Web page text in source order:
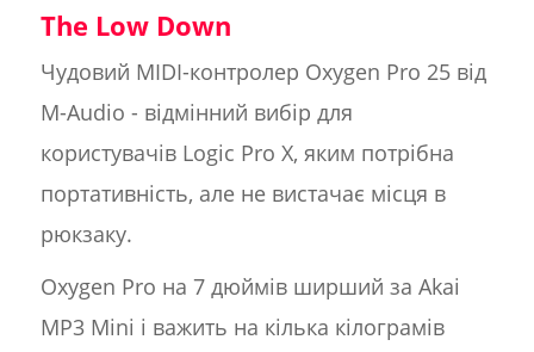
The Low Down
Чудовий MIDI-контролер Oxygen Pro 25 від
M-Audio - відмінний вибір для
користувачів Logic Pro X, яким потрібна
портативність, але не вистачає місця в
рюкзаку.
Oxygen Pro на 7 дюймів ширший за Akai
MP3 Mini і важить на кілька кілограмів